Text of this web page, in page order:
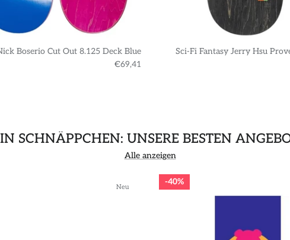
Boserio Cut Out 8.125 Deck Blue
€69,41
Sci-Fi Fantasy Jerry Hsu
SCHNÄPPCHEN: UNSERE BESTEN
Alle anzeigen
Neu
40%